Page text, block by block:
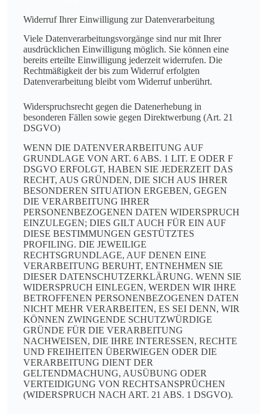
Widerruf Ihrer Einwilligung zur Datenverarbeitung
Viele Datenverarbeitungsvorgänge sind nur mit Ihrer
ausdrücklichen Einwilligung möglich. Sie können eine
bereits erteilte Einwilligung jederzeit widerrufen. Die
Rechtmäßigkeit der bis zum Widerruf erfolgten
Datenverarbeitung bleibt vom Widerruf unberührt.
Widerspruchsrecht gegen die Datenerhebung in
besonderen Fällen sowie gegen Direktwerbung (Art. 21
DSGVO)
WENN DIE DATENVERARBEITUNG AUF
GRUNDLAGE VON ART. 6 ABS. 1 LIT. E ODER F
DSGVO ERFOLGT, HABEN SIE JEDERZEIT DAS
RECHT, AUS GRÜNDEN, DIE SICH AUS IHRER
BESONDEREN SITUATION ERGEBEN, GEGEN
DIE VERARBEITUNG IHRER
PERSONENBEZOGENEN DATEN WIDERSPRUCH
EINZULEGEN; DIES GILT AUCH FÜR EIN AUF
DIESE BESTIMMUNGEN GESTÜTZTES
PROFILING. DIE JEWEILIGE
RECHTSGRUNDLAGE, AUF DENEN EINE
VERARBEITUNG BERUHT, ENTNEHMEN SIE
DIESER DATENSCHUTZERKLÄRUNG. WENN SIE
WIDERSPRUCH EINLEGEN, WERDEN WIR IHRE
BETROFFENEN PERSONENBEZOGENEN DATEN
NICHT MEHR VERARBEITEN, ES SEI DENN, WIR
KÖNNEN ZWINGENDE SCHUTZWÜRDIGE
GRÜNDE FÜR DIE VERARBEITUNG
NACHWEISEN, DIE IHRE INTERESSEN, RECHTE
UND FREIHEITEN ÜBERWIEGEN ODER DIE
VERARBEITUNG DIENT DER
GELTENDMACHUNG, AUSÜBUNG ODER
VERTEIDIGUNG VON RECHTSANSPRÜCHEN
(WIDERSPRUCH NACH ART. 21 ABS. 1 DSGVO).